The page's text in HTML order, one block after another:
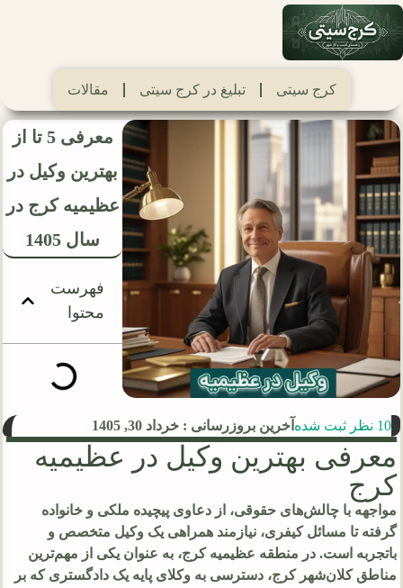
کرج سیتی تبلیغ در کرج سیتی مقالات
معرفی 5 تا از
بهترین وکیل در
عظیمیه کرج در
سال 1405
فهرست
محتوا
10 نظر ثبت شده آخرین بروزرسانی : خرداد 30, 1405
معرفی بهترین وکیل در عظیمیه
کرج
مواجهه با چالش‌های حقوقی، از دعاوی پیچیده ملکی و خانواده
گرفته تا مسائل کیفری، نیازمند همراهی یک وکیل متخصص و
باتجربه است. در منطقه عظیمیه کرج، به عنوان یکی از مهم‌ترین
مناطق کلان‌شهر کرج، دسترسی به وکلای پایه یک دادگستری که بر